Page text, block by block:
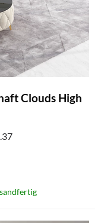
Clouds High